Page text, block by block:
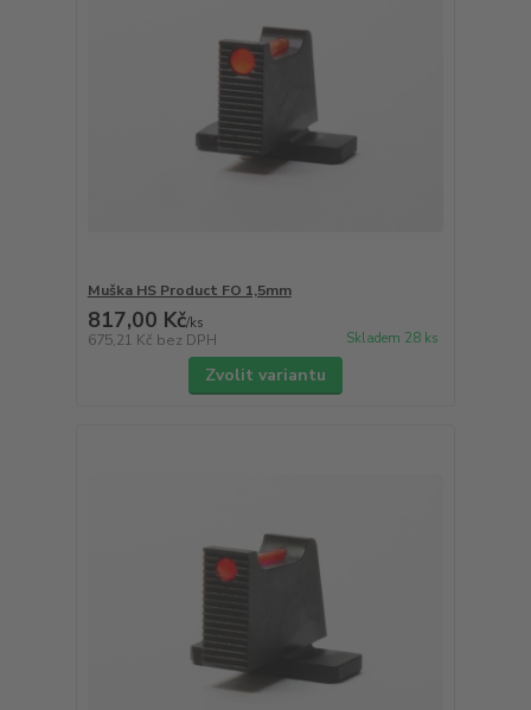
Muška HS Product FO 1,5mm
817,00 Kč/ks
675,21 Kč bez DPH Skladem 28 ks
Zvolit variantu